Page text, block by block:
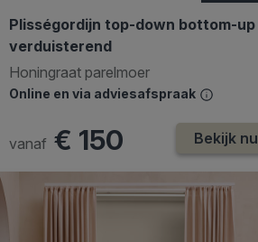
Plisségordijn top-down bottom-up
verduisterend
Honingraat parelmoer
Online en via adviesafspraak
vanaf € 150 Bekijk nu